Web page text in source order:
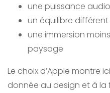
une puissance
un équilibre
une immersion
paysage
Le choix d’Apple montre
donnée au design et à la